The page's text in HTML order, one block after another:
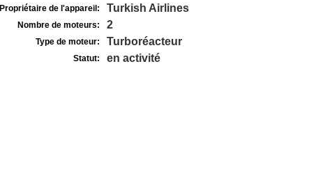
Propriétaire de l'appareil: Turkish Airlines
Nombre de moteurs: 2
Type de moteur: Turboréacteur
Statut: en activité